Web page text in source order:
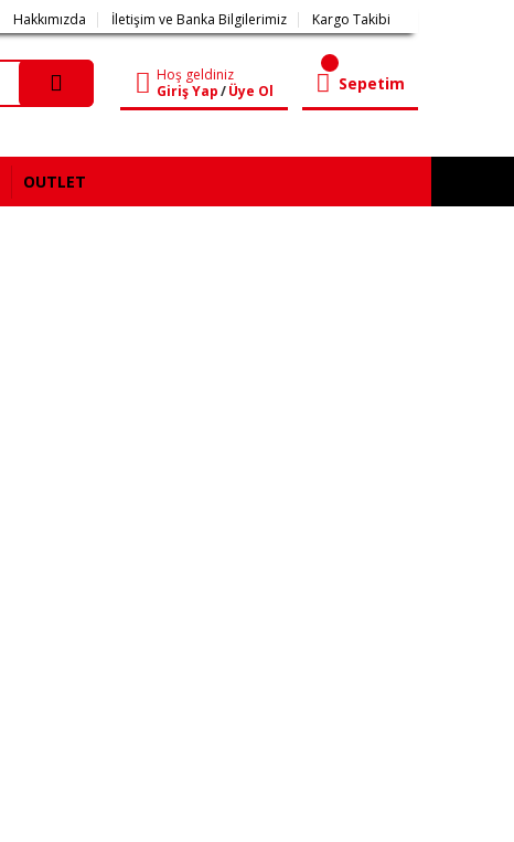
Hakkımızda İletişim ve Banka Bilgilerimiz Kargo Takibi
Hoş geldiniz
Giriş Yap/Üye Ol Sepetim
OUTLET